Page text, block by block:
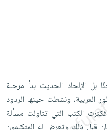
بل الإلحاد الحديث بدأ مرحلة
العربية، ونشطت حينها الردود
الكتب التي تناولت مسألة